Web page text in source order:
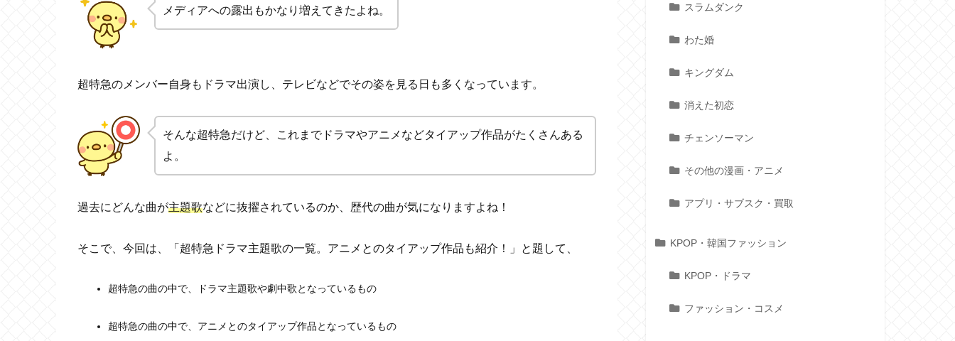
メディアへの露出もかなり増えてきたよね。
超特急のメンバー自身もドラマ出演し、テレビなどでその姿を見る日も多くなっています。
そんな超特急だけど、これまでドラマやアニメなどタイアップ作品がたくさんある
よ。
過去にどんな曲が主題歌などに抜擢されているのか、歴代の曲が気になりますよね！
そこで、今回は、「超特急ドラマ主題歌の一覧。アニメとのタイアップ作品も紹介！」と題して、
超特急の曲の中で、ドラマ主題歌や劇中歌となっているもの
超特急の曲の中で、アニメとのタイアップ作品となっているもの
スラムダンク
わた婚
キングダム
消えた初恋
チェンソーマン
その他の漫画・アニメ
アプリ・サブスク・買取
KPOP・韓国ファッション
KPOP・ドラマ
ファッション・コスメ